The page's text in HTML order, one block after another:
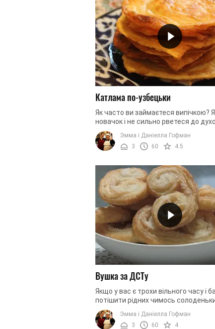
Катлама по-узбецьки
Як часто ви займаєтеся випічкою?
новачок і не сильно рветеся до
тому, що у вас немає ані досвіду, ані
навичок, ані вільного часу, ...
Эмма і Даніелла Гофман
3
60 4.5
Вушка за ДСТу
Якщо у вас є трохи вільного часу і
потішити рідних чимось
приготуйте для них домашнє
магазинний продукт не ...
Эмма і Даніелла Гофман
3
60 4